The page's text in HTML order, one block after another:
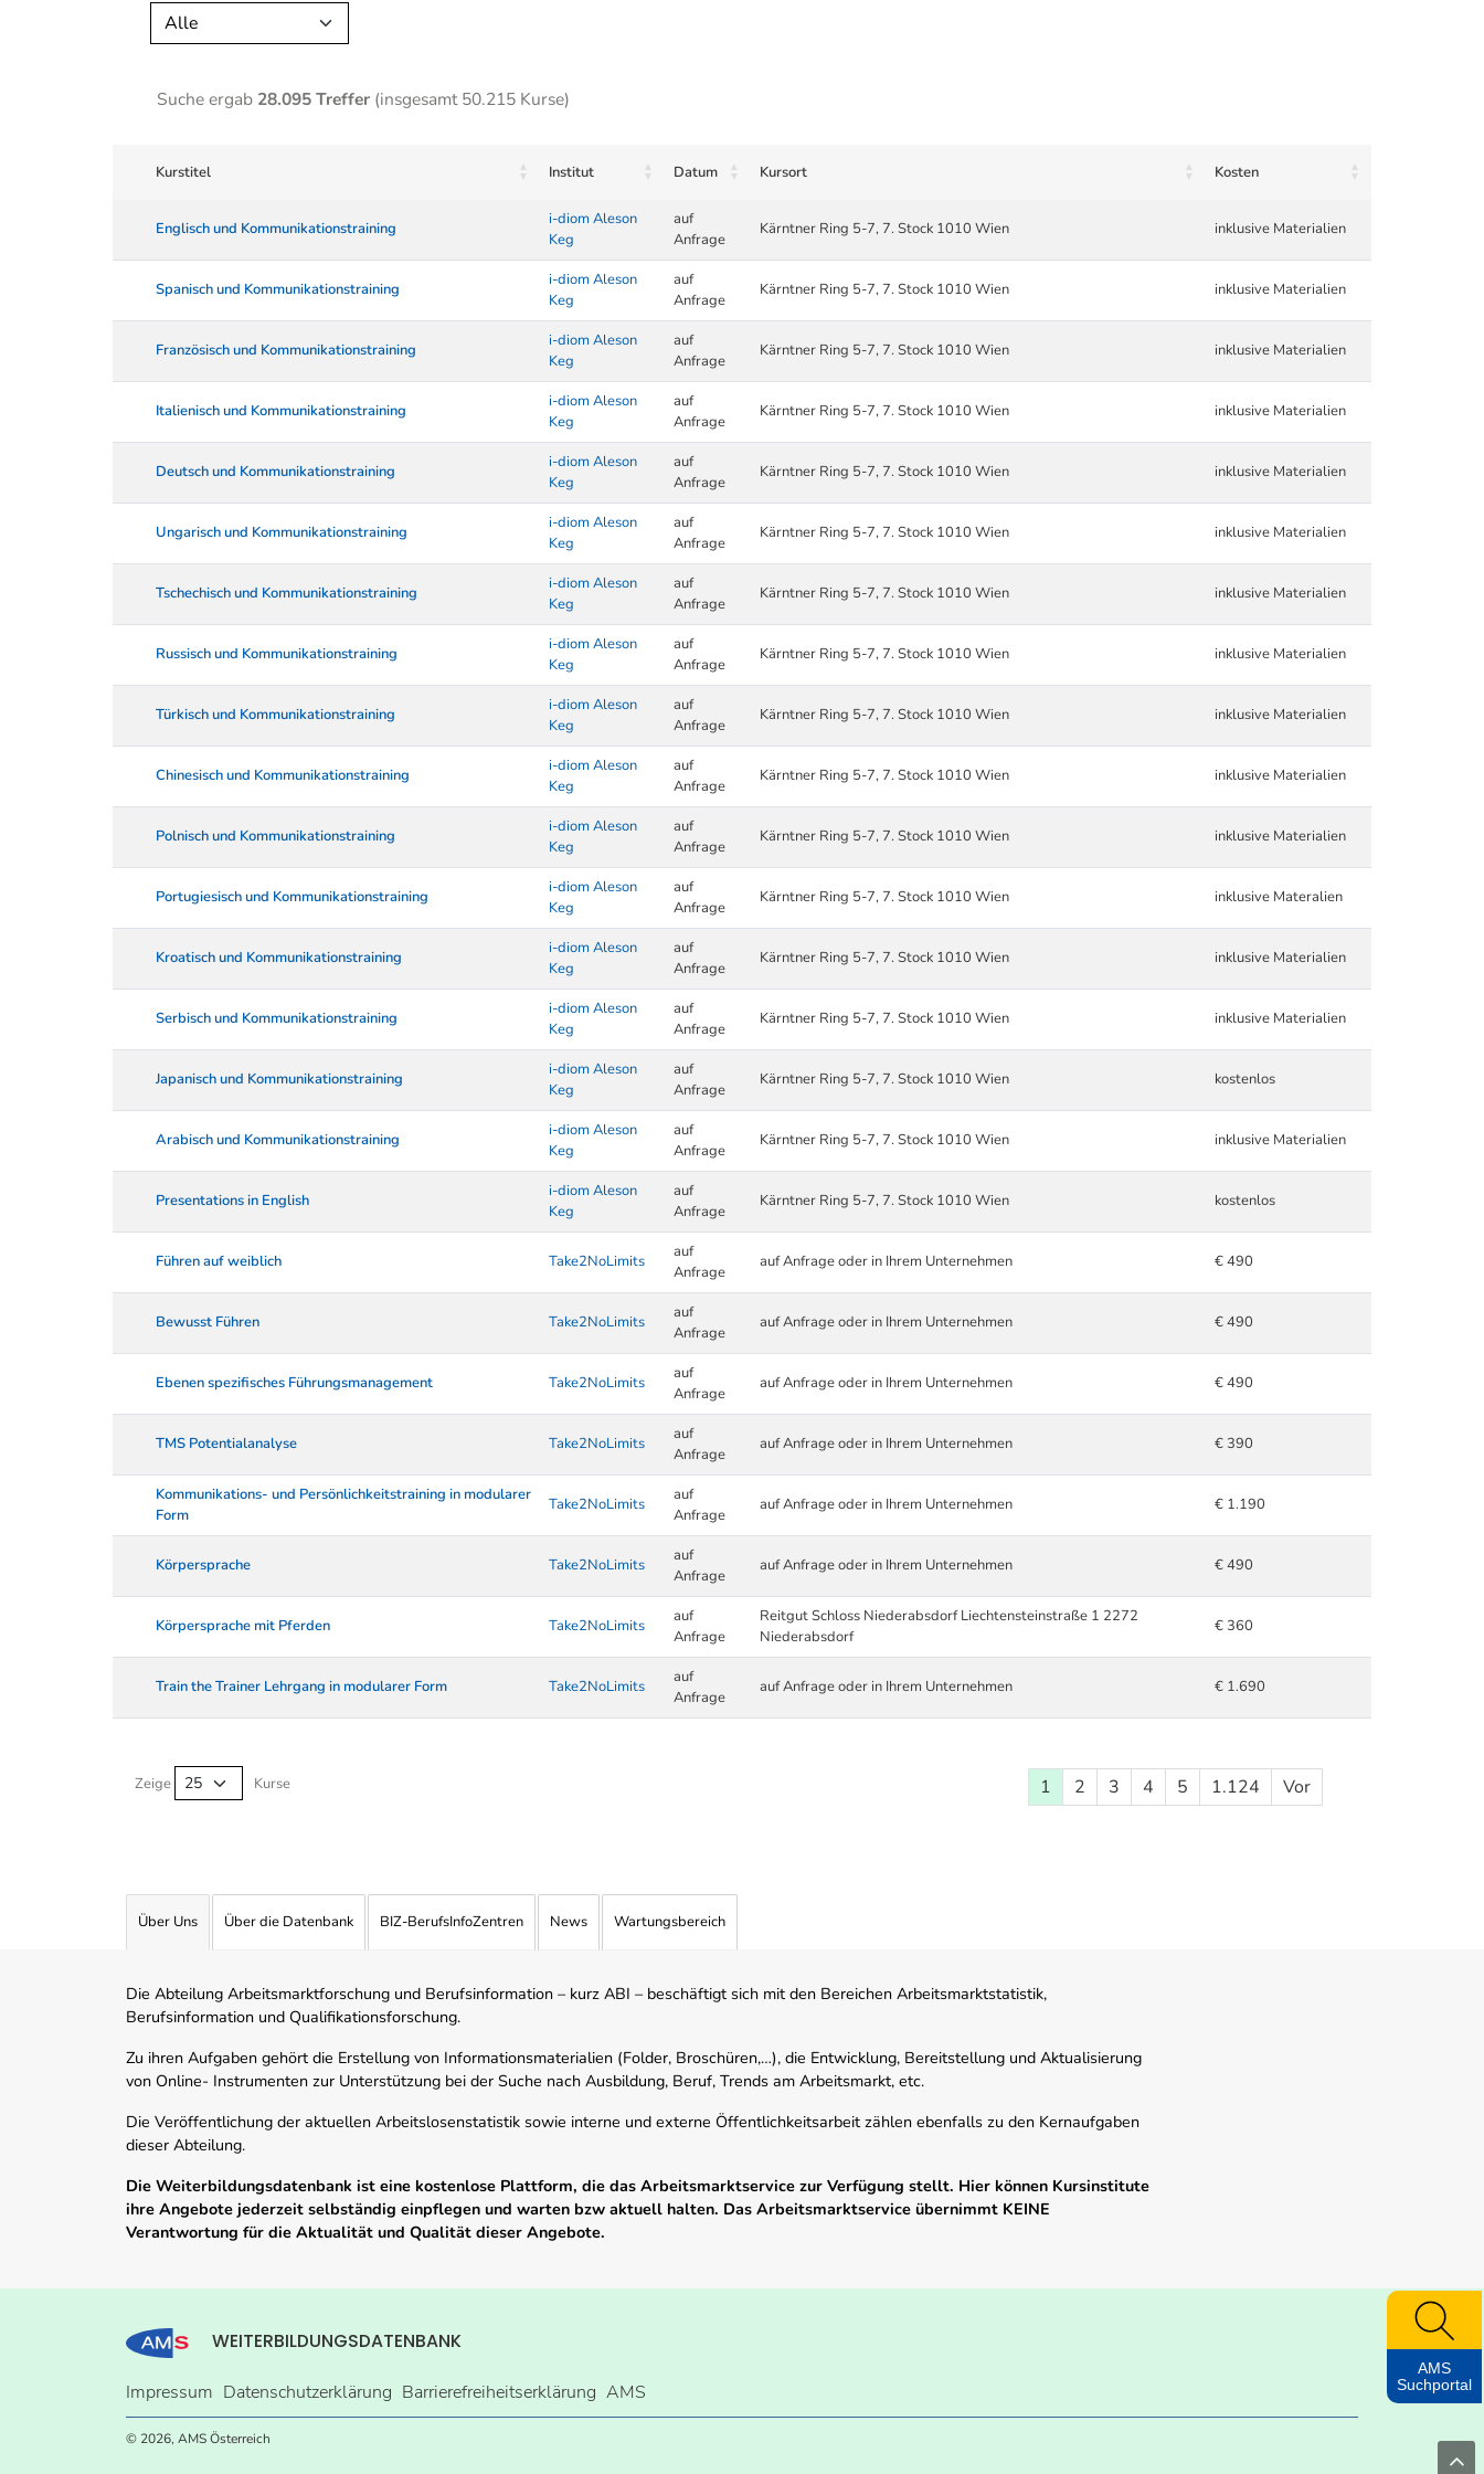
Alle
Suche ergab 28.095 Treffer (insgesamt 50.215 Kurse)
Kurstitel Institut Datum Kursort Kosten
Englisch und Kommunikationstraining
i-diom Aleson
Keg
auf
Anfrage
Kärntner Ring 5-7, 7. Stock 1010 Wien inklusive Materialien
Spanisch und Kommunikationstraining
i-diom Aleson
Keg
auf
Anfrage
Kärntner Ring 5-7, 7. Stock 1010 Wien inklusive Materialien
Französisch und Kommunikationstraining
i-diom Aleson
Keg
auf
Anfrage
Kärntner Ring 5-7, 7. Stock 1010 Wien inklusive Materialien
Italienisch und Kommunikationstraining
i-diom Aleson
Keg
auf
Anfrage
Kärntner Ring 5-7, 7. Stock 1010 Wien inklusive Materialien
Deutsch und Kommunikationstraining
i-diom Aleson
Keg
auf
Anfrage
Kärntner Ring 5-7, 7. Stock 1010 Wien inklusive Materialien
Ungarisch und Kommunikationstraining
i-diom Aleson
Keg
auf
Anfrage
Kärntner Ring 5-7, 7. Stock 1010 Wien inklusive Materialien
Tschechisch und Kommunikationstraining
i-diom Aleson
Keg
auf
Anfrage
Kärntner Ring 5-7, 7. Stock 1010 Wien inklusive Materialien
Russisch und Kommunikationstraining
i-diom Aleson
Keg
auf
Anfrage
Kärntner Ring 5-7, 7. Stock 1010 Wien inklusive Materialien
Türkisch und Kommunikationstraining
i-diom Aleson
Keg
auf
Anfrage
Kärntner Ring 5-7, 7. Stock 1010 Wien inklusive Materialien
Chinesisch und Kommunikationstraining
i-diom Aleson
Keg
auf
Anfrage
Kärntner Ring 5-7, 7. Stock 1010 Wien inklusive Materialien
Polnisch und Kommunikationstraining
i-diom Aleson
Keg
auf
Anfrage
Kärntner Ring 5-7, 7. Stock 1010 Wien inklusive Materialien
Portugiesisch und Kommunikationstraining
i-diom Aleson
Keg
auf
Anfrage
Kärntner Ring 5-7, 7. Stock 1010 Wien inklusive Materalien
Kroatisch und Kommunikationstraining
i-diom Aleson
Keg
auf
Anfrage
Kärntner Ring 5-7, 7. Stock 1010 Wien inklusive Materialien
Serbisch und Kommunikationstraining
i-diom Aleson
Keg
auf
Anfrage
Kärntner Ring 5-7, 7. Stock 1010 Wien inklusive Materialien
Japanisch und Kommunikationstraining
i-diom Aleson
Keg
auf
Anfrage
Kärntner Ring 5-7, 7. Stock 1010 Wien kostenlos
Arabisch und Kommunikationstraining
i-diom Aleson
Keg
auf
Anfrage
Kärntner Ring 5-7, 7. Stock 1010 Wien inklusive Materialien
Presentations in English
i-diom Aleson
Keg
auf
Anfrage
Kärntner Ring 5-7, 7. Stock 1010 Wien kostenlos
Führen auf weiblich Take2NoLimits
auf
Anfrage
auf Anfrage oder in Ihrem Unternehmen € 490
Bewusst Führen Take2NoLimits
auf
Anfrage
auf Anfrage oder in Ihrem Unternehmen € 490
Ebenen spezifisches Führungsmanagement Take2NoLimits
auf
Anfrage
auf Anfrage oder in Ihrem Unternehmen € 490
TMS Potentialanalyse Take2NoLimits
auf
Anfrage
auf Anfrage oder in Ihrem Unternehmen € 390
Kommunikations- und Persönlichkeitstraining in modularer
Form
Take2NoLimits
auf
Anfrage
auf Anfrage oder in Ihrem Unternehmen € 1.190
Körpersprache Take2NoLimits
auf
Anfrage
auf Anfrage oder in Ihrem Unternehmen € 490
Körpersprache mit Pferden Take2NoLimits
auf
Anfrage
Reitgut Schloss Niederabsdorf Liechtensteinstraße 1 2272
Niederabsdorf
€ 360
Train the Trainer Lehrgang in modularer Form Take2NoLimits
auf
Anfrage
auf Anfrage oder in Ihrem Unternehmen € 1.690
Zeige Kurse 1 2 3 4 5 1.124 Vor
Über Uns Über die Datenbank BIZ-BerufsInfoZentren News Wartungsbereich
Die Abteilung Arbeitsmarktforschung und Berufsinformation – kurz ABI – beschäftigt sich mit den Bereichen Arbeitsmarktstatistik,
Berufsinformation und Qualifikationsforschung.
Zu ihren Aufgaben gehört die Erstellung von Informationsmaterialien (Folder, Broschüren,…), die Entwicklung, Bereitstellung und Aktualisierung
von Online- Instrumenten zur Unterstützung bei der Suche nach Ausbildung, Beruf, Trends am Arbeitsmarkt, etc.
Die Veröffentlichung der aktuellen Arbeitslosenstatistik sowie interne und externe Öffentlichkeitsarbeit zählen ebenfalls zu den Kernaufgaben
dieser Abteilung.
Die Weiterbildungsdatenbank ist eine kostenlose Plattform, die das Arbeitsmarktservice zur Verfügung stellt. Hier können Kursinstitute
ihre Angebote jederzeit selbständig einpflegen und warten bzw aktuell halten. Das Arbeitsmarktservice übernimmt KEINE
Verantwortung für die Aktualität und Qualität dieser Angebote.
WEITERBILDUNGSDATENBANK
Impressum Datenschutzerklärung Barrierefreiheitserklärung AMS
© 2026, AMS Österreich
AMS
Suchportal